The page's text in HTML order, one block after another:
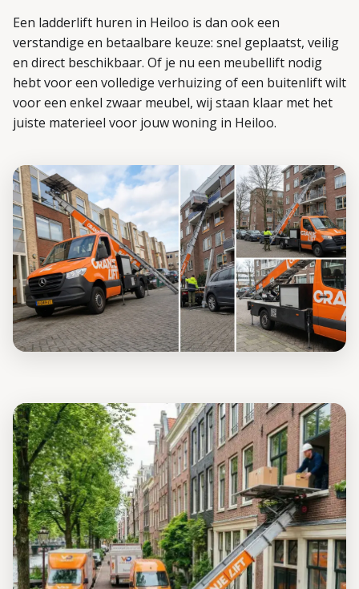
Een ladderlift huren in Heiloo is dan ook een
verstandige en betaalbare keuze: snel geplaatst, veilig
en direct beschikbaar. Of je nu een meubellift nodig
hebt voor een volledige verhuizing of een buitenlift wilt
voor een enkel zwaar meubel, wij staan klaar met het
juiste materieel voor jouw woning in Heiloo.